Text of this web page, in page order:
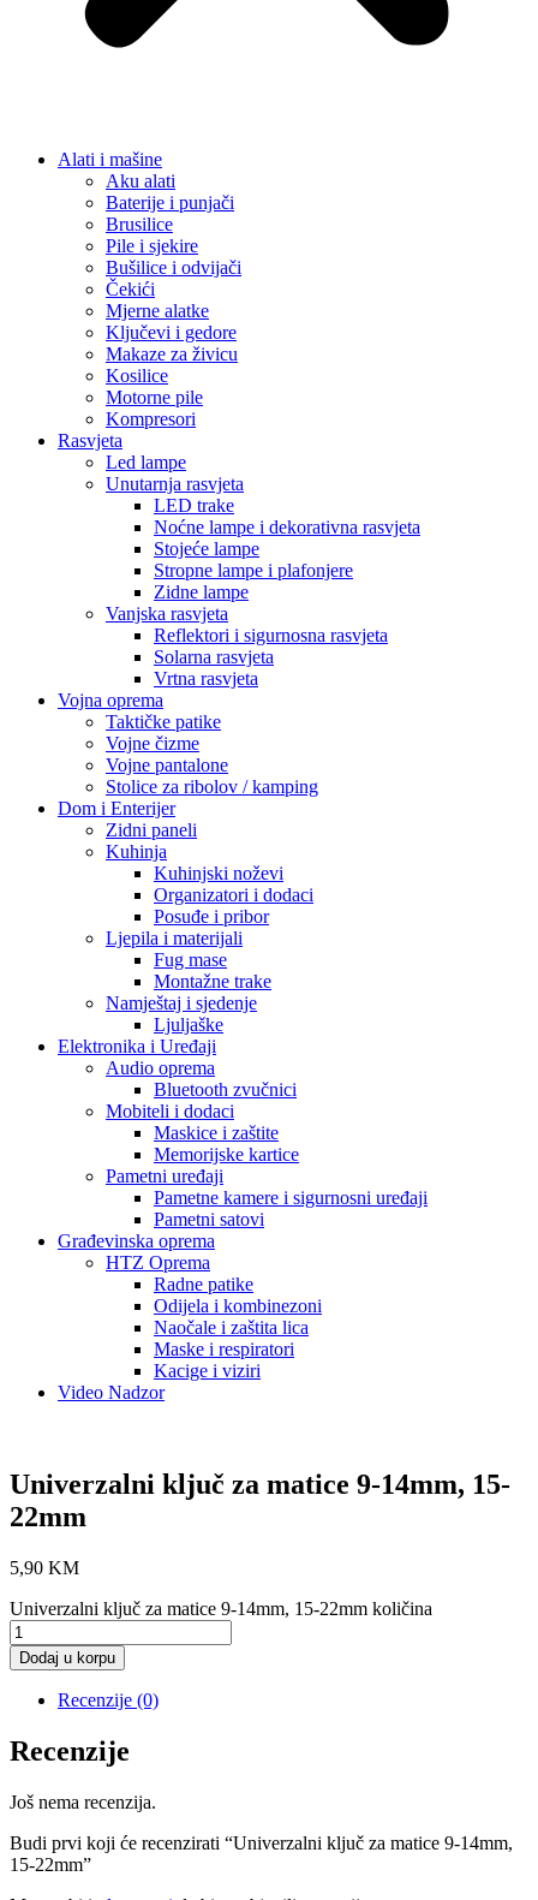
Alati i mašine
Aku alati
Baterije i punjači
Brusilice
Pile i sjekire
Bušilice i odvijači
Čekići
Mjerne alatke
Ključevi i gedore
Makaze za živicu
Kosilice
Motorne pile
Kompresori
Rasvjeta
Led lampe
Unutarnja rasvjeta
LED trake
Noćne lampe i dekorativna rasvjeta
Stojeće lampe
Stropne lampe i plafonjere
Zidne lampe
Vanjska rasvjeta
Reflektori i sigurnosna rasvjeta
Solarna rasvjeta
Vrtna rasvjeta
Vojna oprema
Taktičke patike
Vojne čizme
Vojne pantalone
Stolice za ribolov / kamping
Dom i Enterijer
Zidni paneli
Kuhinja
Kuhinjski noževi
Organizatori i dodaci
Posuđe i pribor
Ljepila i materijali
Fug mase
Montažne trake
Namještaj i sjedenje
Ljuljaške
Elektronika i Uređaji
Audio oprema
Bluetooth zvučnici
Mobiteli i dodaci
Maskice i zaštite
Memorijske kartice
Pametni uređaji
Pametne kamere i sigurnosni uređaji
Pametni satovi
Građevinska oprema
HTZ Oprema
Radne patike
Odijela i kombinezoni
Naočale i zaštita lica
Maske i respiratori
Kacige i viziri
Video Nadzor
Univerzalni ključ za matice 9-14mm, 15-
22mm
5,90 KM
Univerzalni ključ za matice 9-14mm, 15-22mm količina
Dodaj u korpu
Recenzije (0)
Recenzije
Još nema recenzija.
Budi prvi koji će recenzirati “Univerzalni ključ za matice 9-14mm,
15-22mm”